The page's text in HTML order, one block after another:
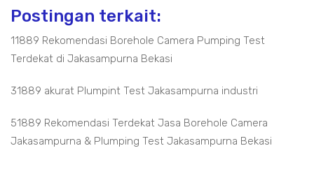
Postingan terkait:
11889 Rekomendasi Borehole Camera Pumping Test
Terdekat di Jakasampurna Bekasi
31889 akurat Plumpint Test Jakasampurna industri
51889 Rekomendasi Terdekat Jasa Borehole Camera
Jakasampurna & Plumping Test Jakasampurna Bekasi